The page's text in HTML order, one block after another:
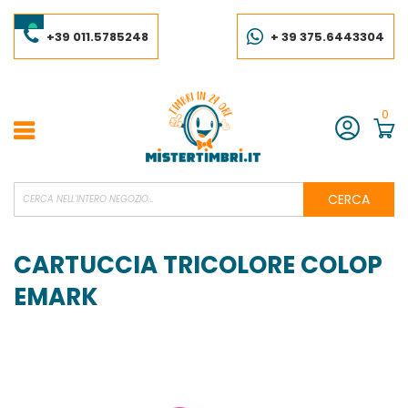
al
contenuto+39 011.5785248 + 39 375.6443304
Account
0
CERCA
CARTUCCIA TRICOLORE COLOP
EMARK